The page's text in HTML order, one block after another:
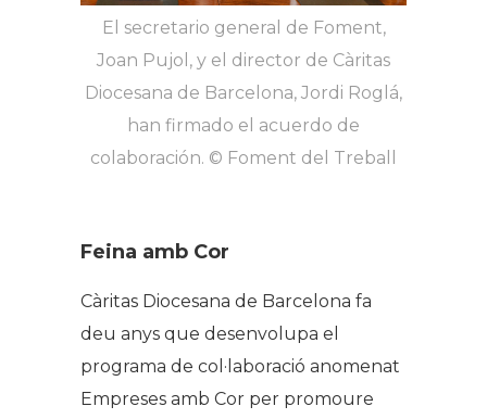
El secretario general de Foment,
Joan Pujol, y el director de Càritas
Diocesana de Barcelona, Jordi Roglá,
han firmado el acuerdo de
colaboración. © Foment del Treball
Feina amb Cor
Càritas Diocesana de Barcelona fa
deu anys que desenvolupa el
programa de col·laboració anomenat
Empreses amb Cor per promoure